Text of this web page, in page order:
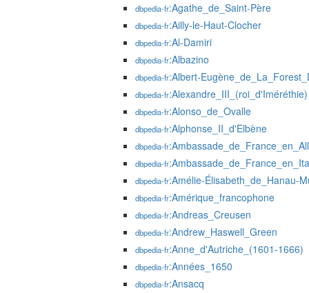
dbpedia-fr:Agathe_de_Saint-Père
dbpedia-fr:Ailly-le-Haut-Clocher
dbpedia-fr:Al-Damiri
dbpedia-fr:Albazino
dbpedia-fr:Albert-
dbpedia-fr:Alexandre_III_(roi_d'Iméréthie)
dbpedia-fr:Alonso_de_Ovalle
dbpedia-fr:Alphonse_II_d'Elbène
dbpedia-fr
dbpedia-fr
dbpedia-fr:Amélie-Élisabeth_de_Hanau-
dbpedia-fr:Amérique_francophone
dbpedia-fr:Andreas_Creusen
dbpedia-fr:Andrew_Haswell_Green
dbpedia-fr:Anne_d'Autriche_(1601-1666)
dbpedia-fr:Années_1650
dbpedia-fr:Ansacq